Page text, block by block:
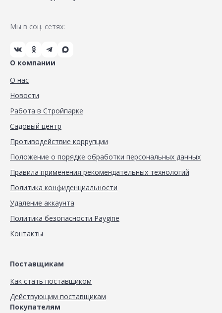
Мы в соц. сетях:
О компании
О нас
Новости
Работа в Стройпарке
Садовый центр
Противодействие коррупции
Положение о порядке обработки персональных данных
Правила применения рекомендательных технологий
Политика конфиденциальности
Удаление аккаунта
Политика безопасности Paygine
Контакты
Поставщикам
Как стать поставщиком
Действующим поставщикам
Покупателям